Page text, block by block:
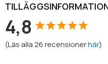
4,8
(Läs alla26recensionerhär)